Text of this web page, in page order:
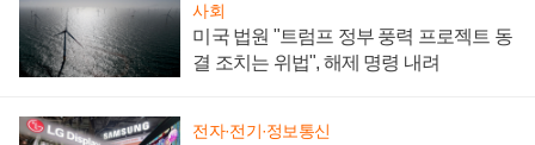
사회
미국 법원 "트럼프 정부 풍력 프로젝트 동
결 조치는 위법", 해제 명령 내려
전자·전기·정보통신